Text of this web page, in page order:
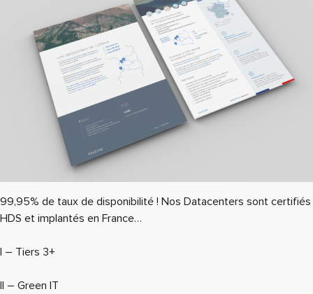
99,95% de taux de disponibilité ! Nos Datacenters sont certifiés
HDS et implantés en France…
I – Tiers 3+
II – Green IT